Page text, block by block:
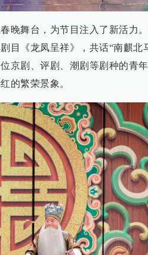
晚舞台，为节目注入了新活力
目《龙凤呈祥》，共话“南麒北
京剧、评剧、潮剧等剧种的青
的繁荣景象。